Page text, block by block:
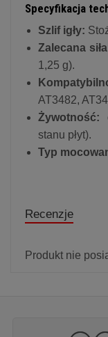
Specyfikacja
Szlif igły:
Zalecana
1,25 g).
AT3482,
Żywotność:
stanu płyt).
Typ
Recenzje
Produkt nie